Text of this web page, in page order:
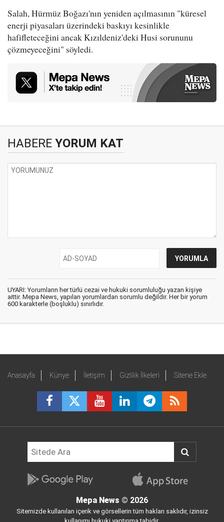
Salah, Hürmüz Boğazı'nın yeniden açılmasının "küresel
enerji piyasaları üzerindeki baskıyı kesinlikle
hafifleteceğini ancak Kızıldeniz'deki Husi sorununu
çözmeyeceğini" söyledi.
HABERE YORUM KAT
UYARI: Yorumların her türlü cezai ve hukuki sorumluluğu yazan kişiye
aittir. Mepa News, yapılan yorumlardan sorumlu değildir. Her bir yorum
600 karakterle (boşluklu) sınırlıdır.
Anasayfa Künye İletişim Gizlilik İlkeleri Sitene Ekle
Mepa News © 2026
Sitemizde kullanılan içerik ve görsellerin tüm hakları saklıdır, izinsiz